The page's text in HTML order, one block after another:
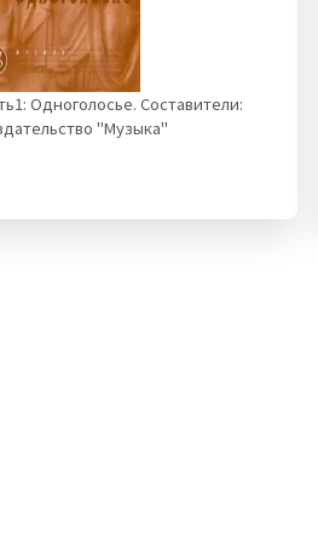
Одноголосье. Составители:
"Музыка"